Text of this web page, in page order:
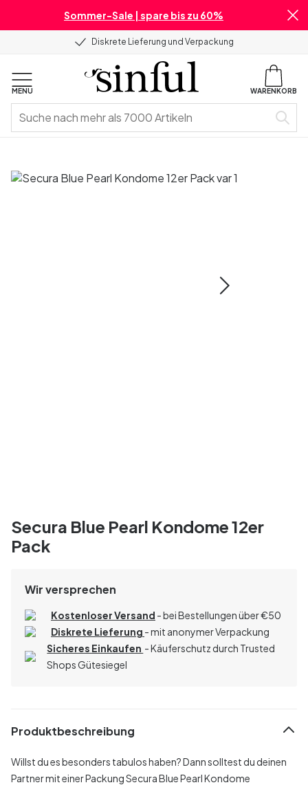
Sommer-Sale | spare bis zu 60%
Diskrete Lieferung und Verpackung
MENU WARENKORB
Secura Blue Pearl Kondome 12er
Pack
Wir versprechen
Kostenloser Versand - bei Bestellungen über€50
Diskrete Lieferung - mit anonymer Verpackung
Sicheres Einkaufen - Käuferschutz durch Trusted
Shops Gütesiegel
Produktbeschreibung
Willst du es besonders tabulos haben? Dann solltest du deinen
Partner mit einer Packung Secura Blue Pearl Kondome